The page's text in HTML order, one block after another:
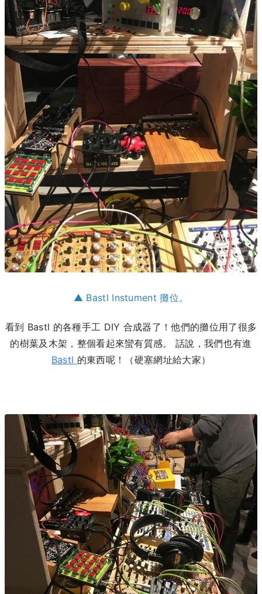
▲ Bastl Instument 攤位。
看到 Bastl 的各種手工 DIY 合成器了！他們的攤位用了很多
的樹葉及木架，整個看起來蠻有質感。 話說，我們也有進
Bastl 的東西呢！（硬塞網址給大家）